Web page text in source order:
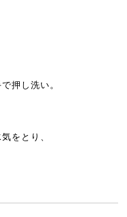
押し洗い。
をとり、